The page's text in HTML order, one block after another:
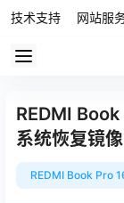
技术支持 网站服
REDMI
系统恢复镜
REDMI Book Pro